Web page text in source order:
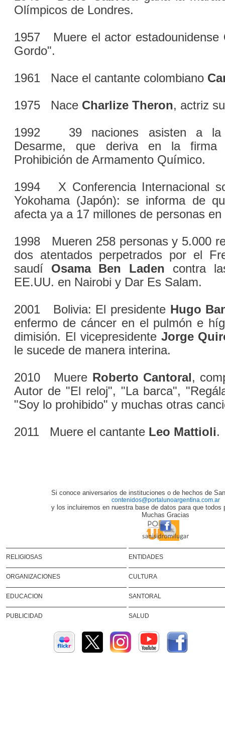
Olímpicos de Londres.
1957 Muere el actor estadounidense
Gordo".
1961 Nace el cantante colombiano
1975 Nace Charlize Theron, actriz
1992 39 naciones asisten a la
Desarme, que deriva en la firma
Prohibición de Armamento Químico.
1994 X Conferencia Internacional
Yokohama (Japón): se informa de
afecta ya a 17 millones de personas
1998 Mueren 258 personas y 5.000
dos atentados perpetrados por el
saudí Osama Ben Laden contra
EE.UU. en Nairobi y Dar Es Salam.
2001 Bolivia: El presidente Hugo
enfermo de cáncer en el pulmón e
dimisión. El vicepresidenteJorge
le sucede de manera interina.
2010 Muere Roberto Cantoral,
Autor de "El reloj", "La barca",
"Soy lo prohibido" y muchas otras
2011 Muere el cantante Leo Mattioli.
Si conoce aniversarios de instituciones o de hechos de
contenidos@portalunoargentina.com.ar
y los incluiremos en nuestra base de datos para que todos
Muchas Gracias
RELIGIOSAS ENTIDADES
ORGANIZACIONES CULTURA
EDUCACION SANTORAL
PUBLICIDAD SALUD